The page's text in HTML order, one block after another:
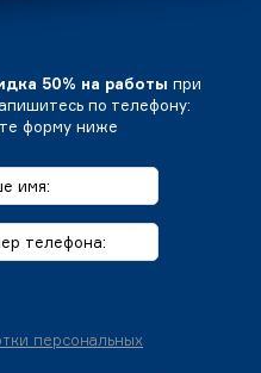
50% на работы при
по телефону:
форму ниже
персональных